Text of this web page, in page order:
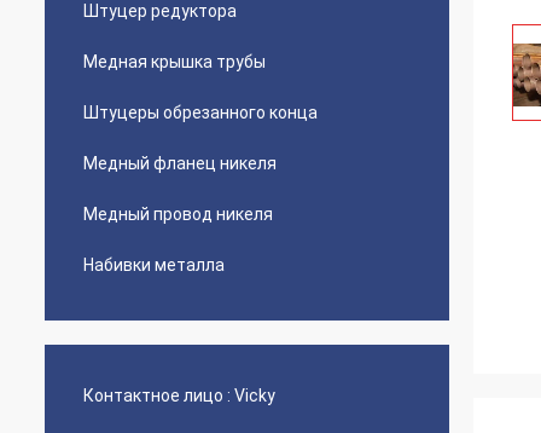
Штуцер редуктора
Медная крышка трубы
Штуцеры обрезанного конца
Медный фланец никеля
Медный провод никеля
Набивки металла
Контактное лицо : Vicky